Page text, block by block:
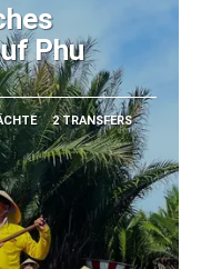
Phu
2 TRANSFERS